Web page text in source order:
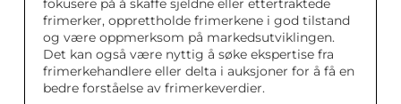
frimerker, opprettholde frimerkene i god tilstand
og være oppmerksom på markedsutviklingen.
Det kan også være nyttig å søke ekspertise fra
frimerkehandlere eller delta i auksjoner for å få en
bedre forståelse av frimerkeverdier.